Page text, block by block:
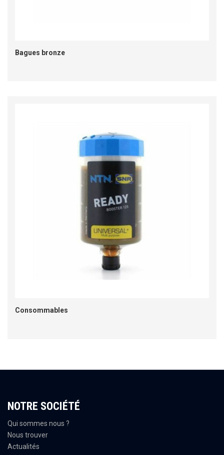
Bagues bronze
Consommables
NOTRE SOCIÉTÉ
Qui sommes nous ?
Nous trouver
Actualités